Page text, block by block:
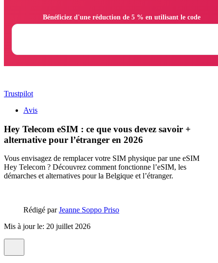
Trustpilot
Avis
Hey Telecom eSIM : ce que vous devez savoir +
alternative pour l’étranger en 2026
Vous envisagez de remplacer votre SIM physique par une eSIM
Hey Telecom ? Découvrez comment fonctionne l’eSIM, les
démarches et alternatives pour la Belgique et l’étranger.
Rédigé parJeanne Soppo Priso
Mis à jour le: 20 juillet 2026